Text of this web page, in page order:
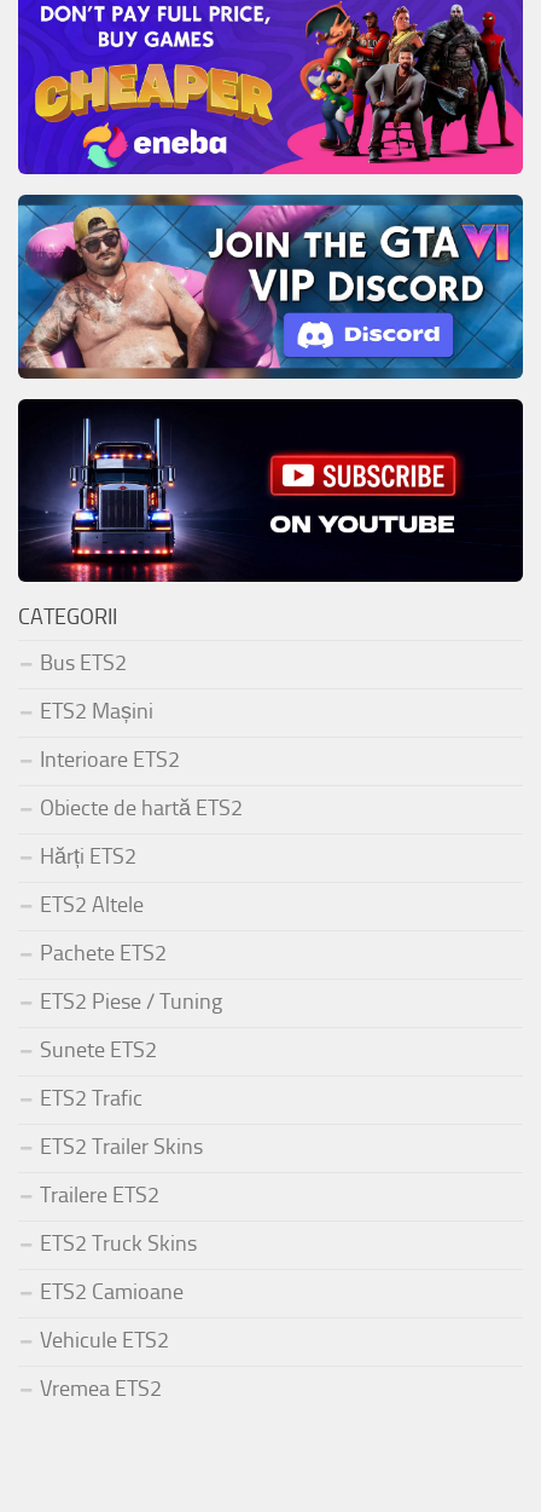
CATEGORII
Bus ETS2
ETS2 Mașini
Interioare ETS2
Obiecte de hartă ETS2
Hărți ETS2
ETS2 Altele
Pachete ETS2
ETS2 Piese / Tuning
Sunete ETS2
ETS2 Trafic
ETS2 Trailer Skins
Trailere ETS2
ETS2 Truck Skins
ETS2 Camioane
Vehicule ETS2
Vremea ETS2